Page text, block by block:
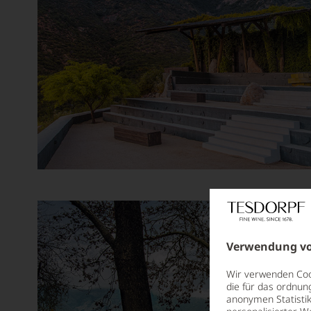
Verwendung
Wir verwenden
die für das
anonymen
Ausone
Azabache
Barón de Ley
Baron Philippe de Rothschild
Barone Pizzini
Barone Ricasoli
Bassermann-Jordan
Batailley
Battenfeld Spanier
Beau-Séjour Bécot